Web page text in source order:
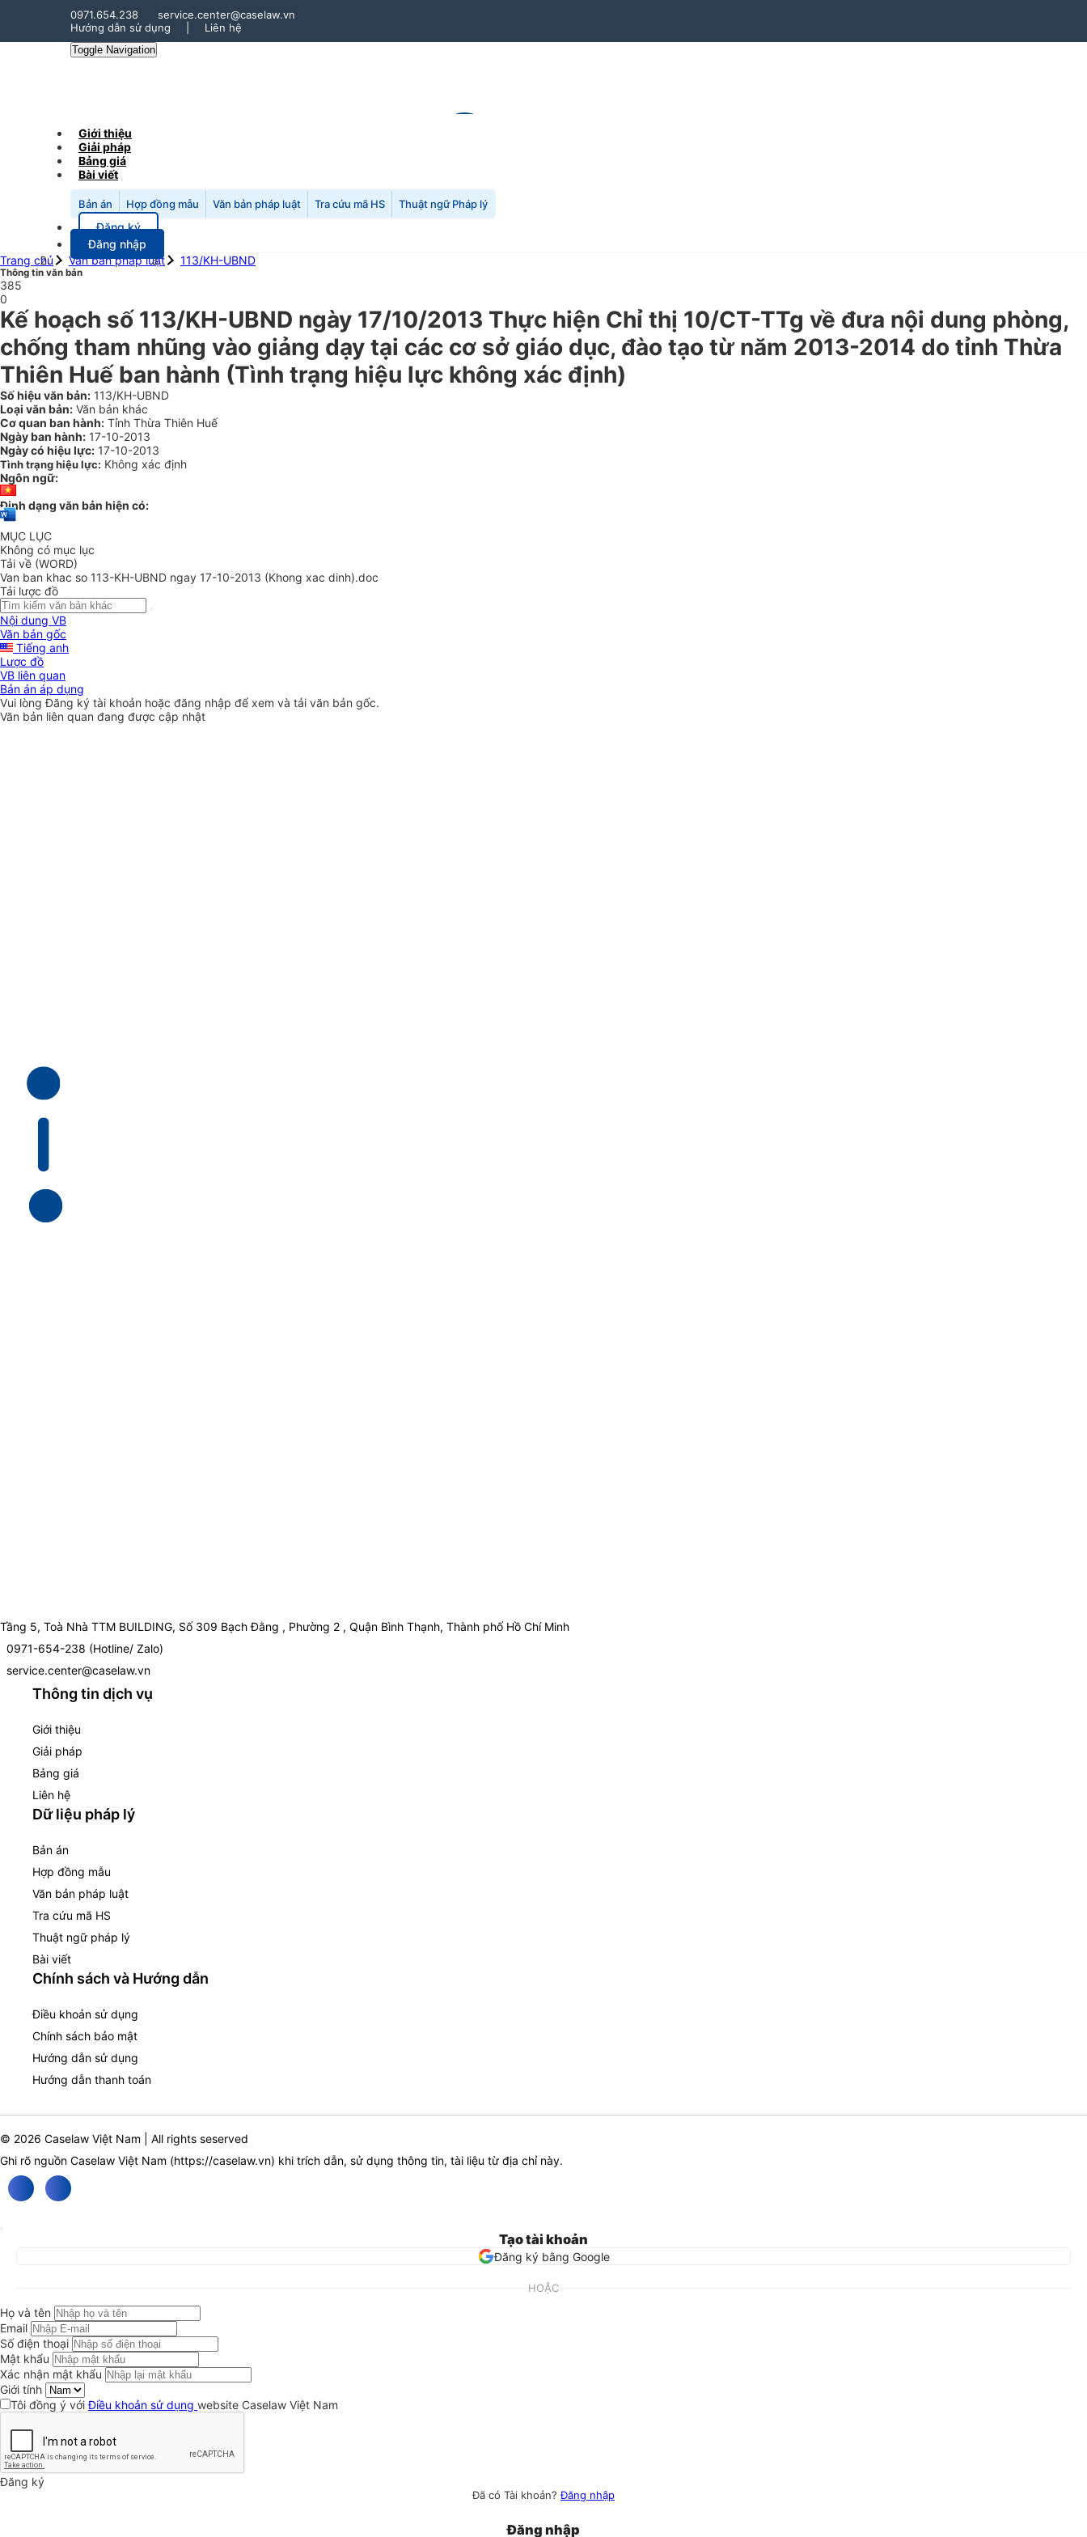
0971.654.238
service.center@caselaw.vn
Hướng dẫn sử dụng
Liên hệ
Toggle Navigation
Giới thiệu
Giải pháp
Bảng giá
Bài viết
Bản án Hợp đồng mẫu Văn bản pháp luật Tra cứu mã HS Thuật ngữ Pháp lý
Đăng ký
Đăng nhập
Trang chủ
Văn bản pháp luật 113/KH-UBND
Thông tin văn bản
385
0
Kế hoạch số 113/KH-UBND ngày 17/10/2013 Thực hiện Chỉ thị 10/CT-TTg về đưa nội dung phòng,
chống tham nhũng vào giảng dạy tại các cơ sở giáo dục, đào tạo từ năm 2013-2014 do tỉnh Thừa
Thiên Huế ban hành (Tình trạng hiệu lực không xác định)
Số hiệu văn bản: 113/KH-UBND
Loại văn bản: Văn bản khác
Cơ quan ban hành: Tỉnh Thừa Thiên Huế
Ngày ban hành: 17-10-2013
Ngày có hiệu lực: 17-10-2013
Tình trạng hiệu lực: Không xác định
Ngôn ngữ:
Định dạng văn bản hiện có:
MỤC LỤC
Không có mục lục
Tải về (WORD)
Van ban khac so 113-KH-UBND ngay 17-10-2013 (Khong xac dinh).doc
Tải lược đồ
Nội dung VB
Văn bản gốc
Tiếng anh
Lược đồ
VB liên quan
Bản án áp dụng
Vui lòngĐăng ký tài khoản hoặc đăng nhập để xem và tải văn bản gốc.
Văn bản liên quan đang được cập nhật
Tầng 5, Toà Nhà TTM BUILDING, Số 309 Bạch Đằng , Phường 2 , Quận Bình Thạnh, Thành phố Hồ Chí Minh
0971-654-238 (Hotline/ Zalo)
service.center@caselaw.vn
Thông tin dịch vụ
Giới thiệu
Giải pháp
Bảng giá
Liên hệ
Dữ liệu pháp lý
Bản án
Hợp đồng mẫu
Văn bản pháp luật
Tra cứu mã HS
Thuật ngữ pháp lý
Bài viết
Chính sách và Hướng dẫn
Điều khoản sử dụng
Chính sách bảo mật
Hướng dẫn sử dụng
Hướng dẫn thanh toán
© 2026 Caselaw Việt Nam | All rights seserved
Ghi rõ nguồn Caselaw Việt Nam (https://caselaw.vn) khi trích dẫn, sử dụng thông tin, tài liệu từ địa chỉ này.
Tạo tài khoản
Đăng ký bằng Google
HOẶC
Họ và tên
Email
Số điện thoại
Mật khẩu
Xác nhận mật khẩu
Giới tính
Tôi đồng ý vớiĐiều khoản sử dụng website Caselaw Việt Nam
Đăng ký
Đã có Tài khoản?Đăng nhập
Đăng nhập